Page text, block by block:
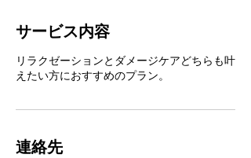
サービス内容
リラクゼーションとダメージケアどちらも叶
えたい方におすすめのプラン。
連絡先